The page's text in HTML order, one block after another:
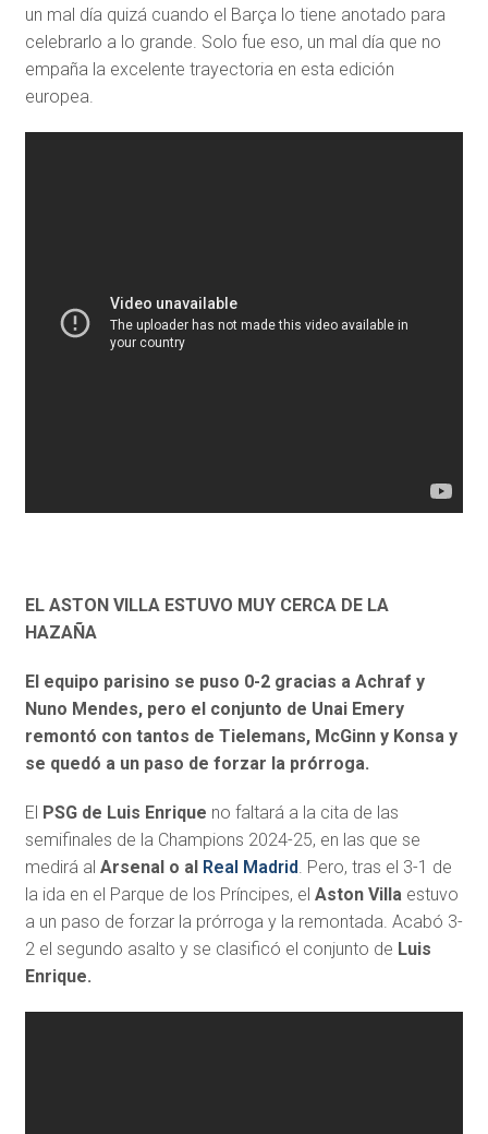
un mal día quizá cuando el Barça lo tiene anotado para
celebrarlo a lo grande. Solo fue eso, un mal día que no
empaña la excelente trayectoria en esta edición
europea.
EL ASTON VILLA ESTUVO MUY CERCA DE LA
HAZAÑA
El equipo parisino se puso 0-2 gracias a Achraf y
Nuno Mendes, pero el conjunto de Unai Emery
remontó con tantos de Tielemans, McGinn y Konsa y
se quedó a un paso de forzar la prórroga.
El PSG de Luis Enrique no faltará a la cita de las
semifinales de la Champions 2024-25, en las que se
medirá al Arsenal o al Real Madrid. Pero, tras el 3-1 de
la ida en el Parque de los Príncipes, el Aston Villa estuvo
a un paso de forzar la prórroga y la remontada. Acabó 3-
2 el segundo asalto y se clasificó el conjunto de Luis
Enrique.